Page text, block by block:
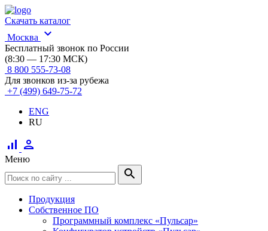
Скачать каталог
Москва
expand_more
Бесплатный звонок по России
(8:30 — 17:30 МСК)
8 800 555-73-08
Для звонков из-за рубежа
+7 (499) 649-75-72
ENG
RU
signal_cellular_alt person
Меню
search
Продукция
Собственное ПО
Программный комплекс «Пульсар»